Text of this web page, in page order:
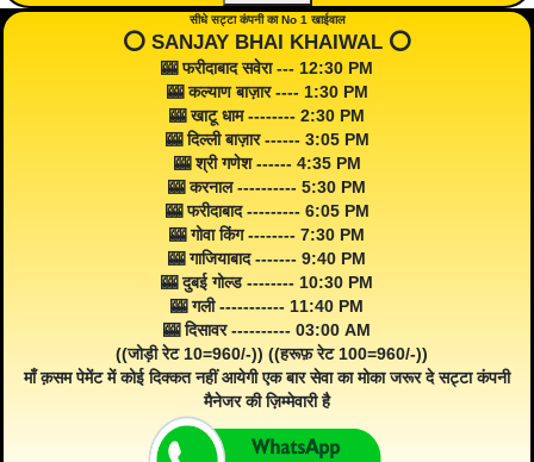
सीधे सट्टा कंपनी का No 1 खाईवाल
⭕️ SANJAY BHAI KHAIWAL ⭕️
🎰 फरीदाबाद सवेरा --- 12:30 PM
🎰 कल्याण बाज़ार ---- 1:30 PM
🎰 खाटू धाम -------- 2:30 PM
🎰 दिल्ली बाज़ार ------ 3:05 PM
🎰 श्री गणेश ------ 4:35 PM
🎰 करनाल ---------- 5:30 PM
🎰 फरीदाबाद --------- 6:05 PM
🎰 गोवा किंग -------- 7:30 PM
🎰 गाजियाबाद ------- 9:40 PM
🎰 दुबई गोल्ड -------- 10:30 PM
🎰 गली ----------- 11:40 PM
🎰 दिसावर ---------- 03:00 AM
((जोड़ी रेट 10=960/-)) ((हरूफ़ रेट 100=960/-))
माँ क़सम पेमेंट में कोई दिक्कत नहीं आयेगी एक बार सेवा का मोका जरूर दे सट्टा कंपनी
मैनेजर की ज़िम्मेवारी है